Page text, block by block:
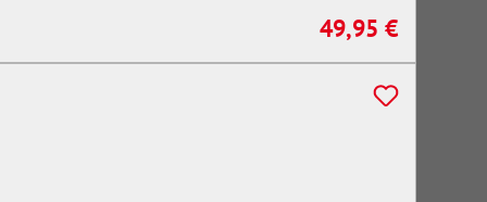
Regulärer Preis:
49,95 €